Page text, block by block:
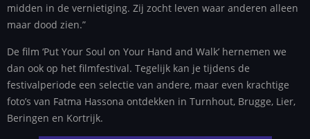
midden in de vernietiging. Zij zocht leven waar anderen alleen
maar dood zien.”
De film ‘Put Your Soul on Your Hand and Walk’ hernemen we
dan ook op het filmfestival. Tegelijk kan je tijdens de
festivalperiode een selectie van andere, maar even krachtige
foto’s van Fatma Hassona ontdekken in Turnhout, Brugge, Lier,
Beringen en Kortrijk.